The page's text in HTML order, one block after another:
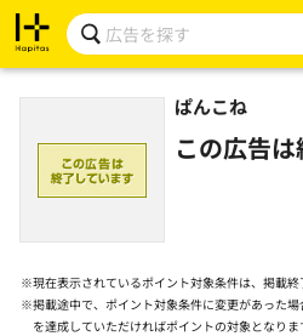
ぱんこね
この広告
※現在表示されているポイント対象条件は、掲載終
※掲載途中で、ポイント対象条件に変更があった
を達成していただければポイントの対象となりま